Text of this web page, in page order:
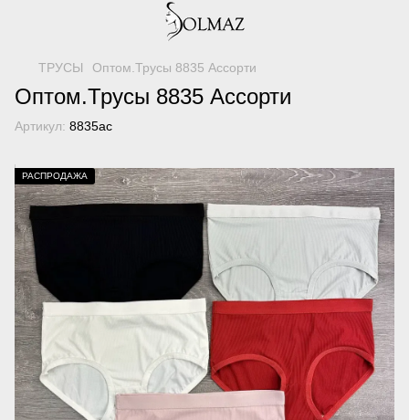
ТРУСЫ Оптом.Трусы 8835 Ассорти
Оптом.Трусы 8835 Ассорти
Артикул: 8835ас
РАСПРОДАЖА